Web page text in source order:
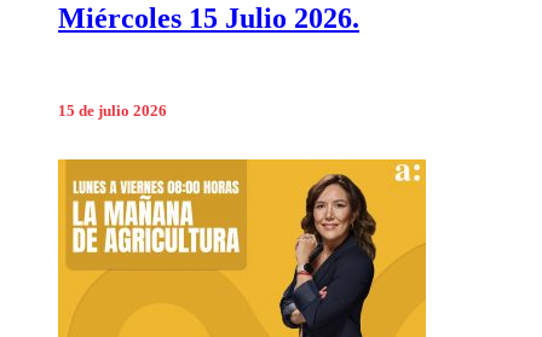
Miércoles 15 Julio 2026.
15 de julio 2026